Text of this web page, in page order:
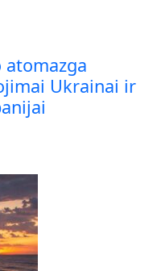
atomazga
Ukrainai ir